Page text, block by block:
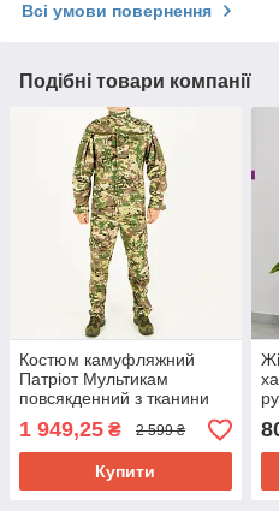
Всі умови повернення
Подібні товари компанії
Костюм камуфляжний
Патріот Мультикам
повсякденний з тканини
46,48,50,52,54,56,58 р-р
1 949,25 ₴ 2 599 ₴
Купити
р